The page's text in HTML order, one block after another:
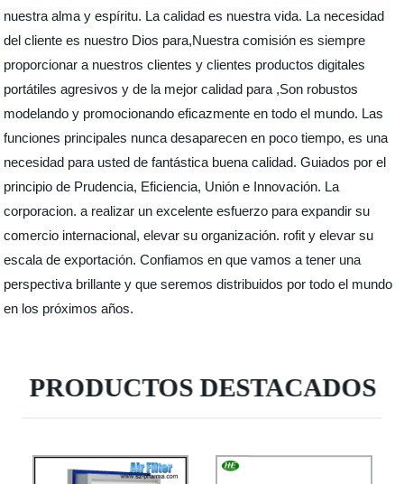
nuestra alma y espíritu. La calidad es nuestra vida. La necesidad
del cliente es nuestro Dios para,Nuestra comisión es siempre
proporcionar a nuestros clientes y clientes productos digitales
portátiles agresivos y de la mejor calidad para ,Son robustos
modelando y promocionando eficazmente en todo el mundo. Las
funciones principales nunca desaparecen en poco tiempo, es una
necesidad para usted de fantástica buena calidad. Guiados por el
principio de Prudencia, Eficiencia, Unión e Innovación. La
corporacion. a realizar un excelente esfuerzo para expandir su
comercio internacional, elevar su organización. rofit y elevar su
escala de exportación. Confiamos en que vamos a tener una
perspectiva brillante y que seremos distribuidos por todo el mundo
en los próximos años.
PRODUCTOS DESTACADOS